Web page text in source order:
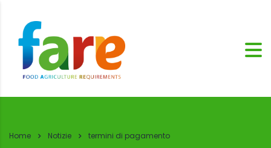
Home Notizie termini di pagamento